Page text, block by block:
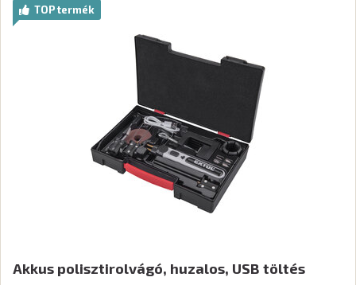
TOP termék
Akkus polisztirolvágó, huzalos, USB töltés